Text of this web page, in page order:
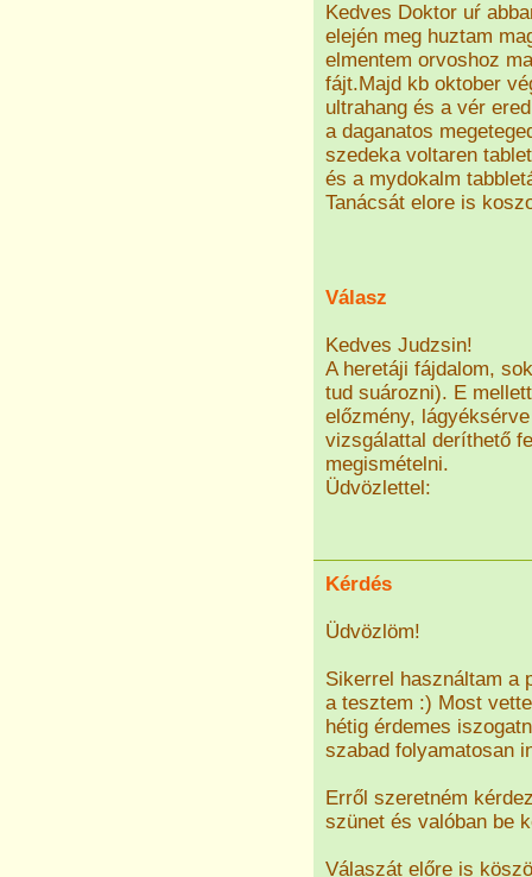
Kedves Doktor uŕ
elején meg huztam
elmentem orvoshoz
fájt.Majd kb oktober
ultrahang és a vér
a daganatos
szedeka voltaren
és a mydokalm
Tanácsát elore is
Válasz
Kedves Judzsin!
A heretáji fájdalom,
tud suározni). E
előzmény,
vizsgálattal deríthető
megismételni.
Üdvözlettel:
Kérdés
Üdvözlöm!
Sikerrel használtam a
a tesztem :) Most
hétig érdemes
szabad folyamatosan
Erről szeretném
szünet és valóban be
Válaszát előre is